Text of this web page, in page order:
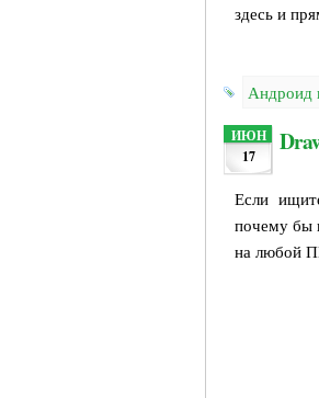
здесь и
Андроид
ИЮН
17
Если
почему бы
на любой